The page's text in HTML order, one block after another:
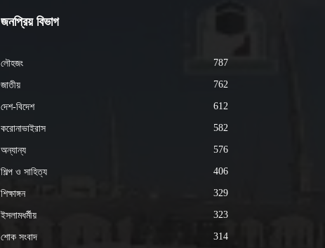
জনপ্রিয় বিভাগ
লৌহজং 787
জাতীয় 762
দেশ-বিদেশ 612
করোনাভাইরাস 582
অন্যান্য 576
শিল্প ও সাহিত্য 406
শিক্ষাঙ্গন 329
ইসলামধর্মীয় 323
শোক সংবাদ 314